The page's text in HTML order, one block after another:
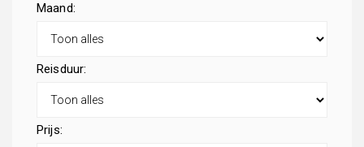
Maand:
Reisduur:
Prijs: